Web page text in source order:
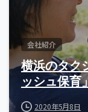
会社紹介
横浜のタク
ッシュ保育
2020年5月8日